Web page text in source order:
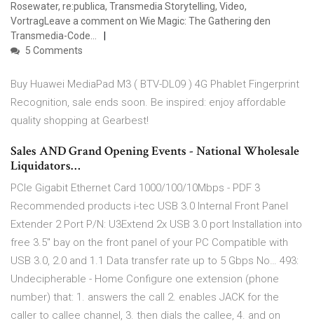
Rosewater, re:publica, Transmedia Storytelling, Video,
VortragLeave a comment on Wie Magic: The Gathering den
Transmedia-Code…
5 Comments
Buy Huawei MediaPad M3 ( BTV-DL09 ) 4G Phablet Fingerprint
Recognition, sale ends soon. Be inspired: enjoy affordable
quality shopping at Gearbest!
Sales AND Grand Opening Events - National Wholesale
Liquidators…
PCIe Gigabit Ethernet Card 1000/100/10Mbps - PDF 3
Recommended products i-tec USB 3.0 Internal Front Panel
Extender 2 Port P/N: U3Extend 2x USB 3.0 port Installation into
free 3.5" bay on the front panel of your PC Compatible with
USB 3.0, 2.0 and 1.1 Data transfer rate up to 5 Gbps No… 493:
Undecipherable - Home Configure one extension (phone
number) that: 1. answers the call 2. enables JACK for the
caller to callee channel, 3. then dials the callee, 4. and on